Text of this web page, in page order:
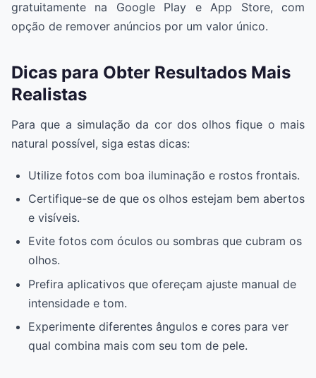
gratuitamente na Google Play e App Store, com
opção de remover anúncios por um valor único.
Dicas para Obter Resultados Mais
Realistas
Para que a simulação da cor dos olhos fique o mais
natural possível, siga estas dicas:
Utilize fotos com boa iluminação e rostos frontais.
Certifique-se de que os olhos estejam bem abertos
e visíveis.
Evite fotos com óculos ou sombras que cubram os
olhos.
Prefira aplicativos que ofereçam ajuste manual de
intensidade e tom.
Experimente diferentes ângulos e cores para ver
qual combina mais com seu tom de pele.